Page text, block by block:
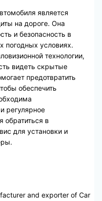
является
на дороге. Она
и безопасность в
погодных условиях.
технологии,
видеть скрытые
предотвратить
обеспечить
регулярное
обратиться в
для установки и
and exporter of Car